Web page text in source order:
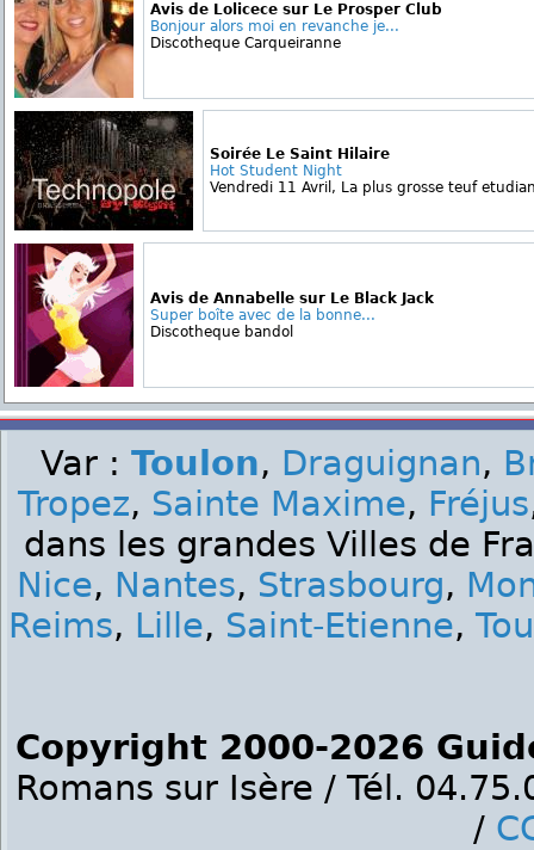
Avis de Lolicece sur Le Prosper Club
Bonjour alors moi en revanche je...
Discotheque Carqueiranne
Soirée Le Saint Hilaire
Hot Student Night
Vendredi 11 Avril, La plus grosse teuf
Avis de Annabelle sur Le Black Jack
Super boîte avec de la bonne...
Discotheque bandol
Var : Toulon, Draguignan,
Tropez, Sainte Maxime, Fréjus
dans les grandes Villes de
Nice, Nantes, Strasbourg,
Reims, Lille, Saint-Etienne,
Copyright 2000-2026
Romans sur Isère / Tél.
/